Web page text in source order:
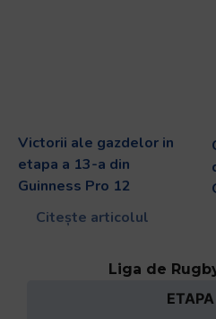
Victorii ale gazdelor in
etapa a 13-a din
Guinness Pro 12
Citește articolul
Liga de